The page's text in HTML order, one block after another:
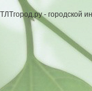
ТЛТгород.ру - городской